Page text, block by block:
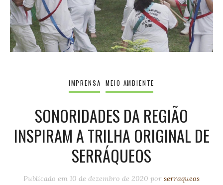
IMPRENSA MEIO AMBIENTE
SONORIDADES DA REGIÃO
INSPIRAM A TRILHA ORIGINAL DE
SERRÁQUEOS
Publicado em 10 de dezembro de 2020 por serraqueos